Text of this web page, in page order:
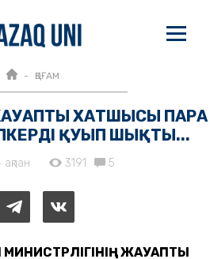
ҚОҒАМ
ХАТШЫСЫ ПАРА
ҚУЫП ШЫҚТЫ...
3191 5
ЖАУАПТЫ